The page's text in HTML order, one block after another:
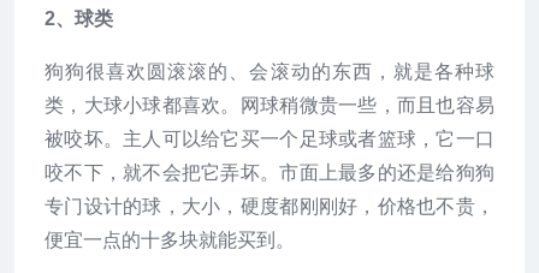
2、球类
狗狗很喜欢圆滚滚的、会滚动的东西，就是各种球
类，大球小球都喜欢。网球稍微贵一些，而且也容易
被咬坏。主人可以给它买一个足球或者篮球，它一口
咬不下，就不会把它弄坏。市面上最多的还是给狗狗
专门设计的球，大小，硬度都刚刚好，价格也不贵，
便宜一点的十多块就能买到。